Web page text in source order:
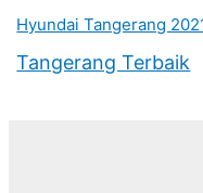
Hyundai Tangerang
Tangerang Terbaik